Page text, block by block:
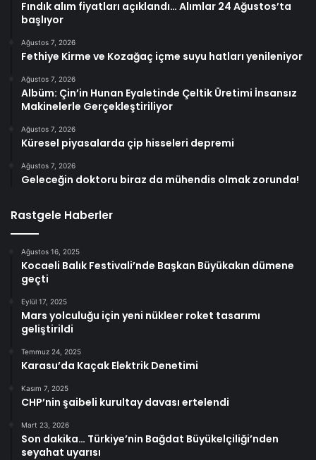
Fındık alım fiyatları açıklandı… Alımlar 24 Ağustos’ta
başlıyor
Ağustos 7, 2026
Fethiye Kirme ve Kozağaç içme suyu hatları yenileniyor
Ağustos 7, 2026
Albüm: Çin’in Hunan Eyaletinde Çeltik Üretimi İnsansız
Makinelerle Gerçekleştiriliyor
Ağustos 7, 2026
Küresel piyasalarda çip hisseleri depremi
Ağustos 7, 2026
Geleceğin doktoru biraz da mühendis olmak zorunda!
Rastgele Haberler
Ağustos 16, 2025
Kocaeli Balık Festivali’nde Başkan Büyükakın dümene
geçti
Eylül 17, 2025
Mars yolculuğu için yeni nükleer roket tasarımı
geliştirildi
Temmuz 24, 2025
Karasu’da Kaçak Elektrik Denetimi
Kasım 7, 2025
CHP’nin şaibeli kurultay davası ertelendi
Mart 23, 2026
Son dakika… Türkiye’nin Bağdat Büyükelçiliği’nden
seyahat uyarısı